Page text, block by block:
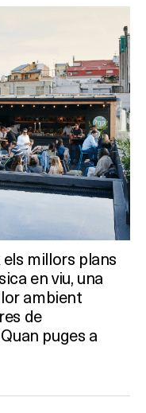
millors plans
en viu, una
ambient
de
puges a